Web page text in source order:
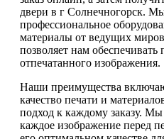
двери в г Солнечногорск.
профессиональное
материалы от ведущих
позволяет нам
отпечатанного изображения.
Наши преимущества
качество печати и
подход к каждому заказу.
каждое изображение перед